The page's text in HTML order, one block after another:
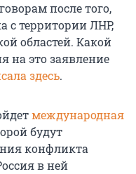
после того,
с территории ЛНР,
областей. Какой
на это заявление
здесь.
международная
будут
конфликта
в ней